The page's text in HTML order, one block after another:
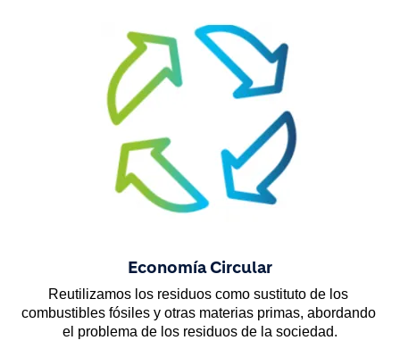
Economía Circular
Reutilizamos los residuos como sustituto de los
combustibles fósiles y otras materias primas, abordando
el problema de los residuos de la sociedad.